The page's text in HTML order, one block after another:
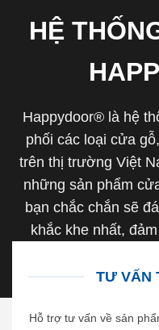
HỆ
Happydoor® là hệ
phối các loại cửa
trên thị trường Việt
những sản phẩm
bạn chắc chắn sẽ
khắc khe nhất,
TƯ VẤN
Hỗ trợ tư vấn về sản